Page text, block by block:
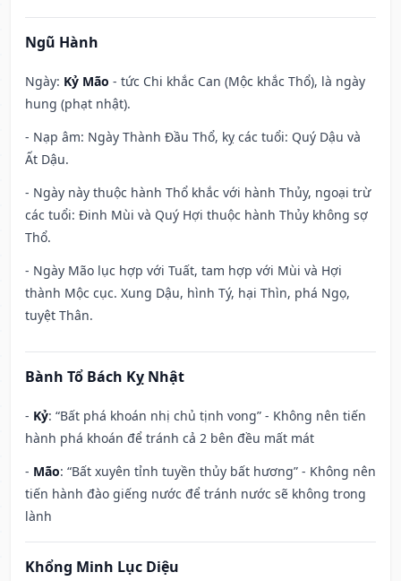
Ngũ Hành
Ngày: Kỷ Mão - tức Chi khắc Can (Mộc khắc Thổ), là ngày
hung (phạt nhật).
- Nạp âm: Ngày Thành Đầu Thổ, kỵ các tuổi: Quý Dậu và
Ất Dậu.
- Ngày này thuộc hành Thổ khắc với hành Thủy, ngoại trừ
các tuổi: Đinh Mùi và Quý Hợi thuộc hành Thủy không sợ
Thổ.
- Ngày Mão lục hợp với Tuất, tam hợp với Mùi và Hợi
thành Mộc cục. Xung Dậu, hình Tý, hại Thìn, phá Ngọ,
tuyệt Thân.
Bành Tổ Bách Kỵ Nhật
- Kỷ: “Bất phá khoán nhị chủ tịnh vong” - Không nên tiến
hành phá khoán để tránh cả 2 bên đều mất mát
- Mão: “Bất xuyên tỉnh tuyền thủy bất hương” - Không nên
tiến hành đào giếng nước để tránh nước sẽ không trong
lành
Khổng Minh Lục Diệu